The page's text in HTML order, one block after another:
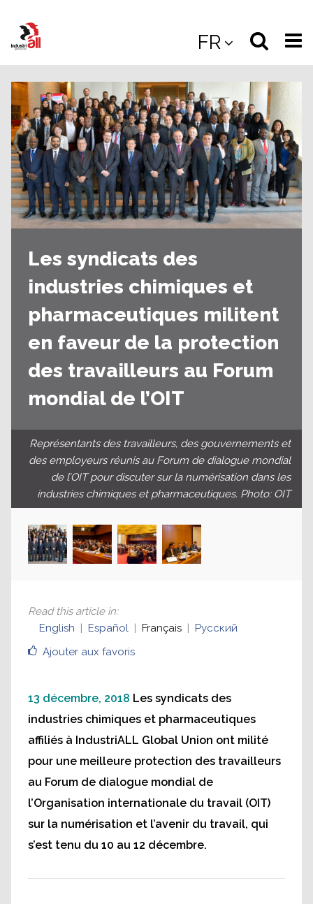
main
FR
Select
the
site
Les syndicats des
industries chimiques et
pharmaceutiques militent
en faveur de la protection
des travailleurs au Forum
mondial de l’OIT
Représentants des travailleurs, des gouvernements et
des employeurs réunis au Forum de dialogue mondial
de l’OIT pour discuter sur la numérisation dans les
industries chimiques et pharmaceutiques. Photo: OIT
Ajouter aux favoris
Read this article in:
English
Español Français Русский
13 décembre, 2018 Les syndicats des
industries chimiques et pharmaceutiques
affiliés à IndustriALL Global Union ont milité
pour une meilleure protection des travailleurs
au Forum de dialogue mondial de
l’Organisation internationale du travail (OIT)
sur la numérisation et l’avenir du travail, qui
s’est tenu du 10 au 12 décembre.